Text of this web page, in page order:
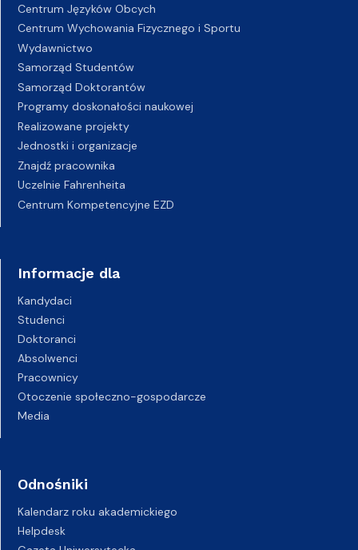
Centrum Języków Obcych
Centrum Wychowania Fizycznego i Sportu
Wydawnictwo
Samorząd Studentów
Samorząd Doktorantów
Programy doskonałości naukowej
Realizowane projekty
Jednostki i organizacje
Znajdź pracownika
Uczelnie Fahrenheita
Centrum Kompetencyjne EZD
Informacje dla
Kandydaci
Studenci
Doktoranci
Absolwenci
Pracownicy
Otoczenie społeczno-gospodarcze
Media
Odnośniki
Kalendarz roku akademickiego
Helpdesk